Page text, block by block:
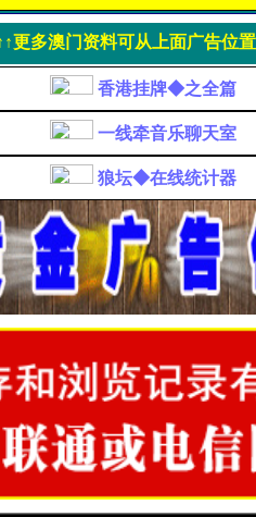
更多澳门资料可从上面广告位
香港挂牌◆之全篇
一线牵音乐聊天室
狼坛◆在线统计器